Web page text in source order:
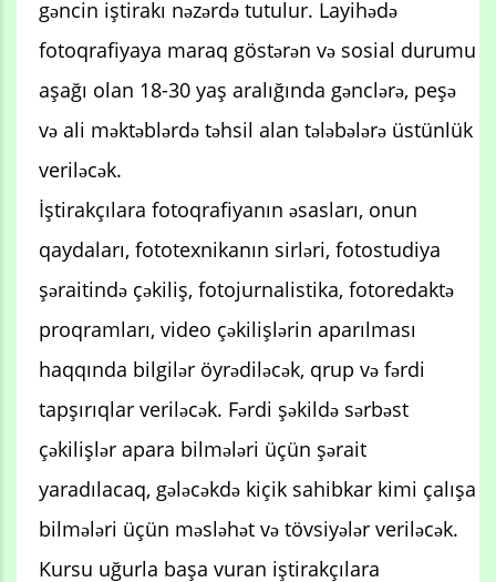
gəncin iştirakı nəzərdə tutulur. Layihədə
fotoqrafiyaya maraq göstərən və sosial durumu
aşağı olan 18-30 yaş aralığında gənclərə, peşə
və ali məktəblərdə təhsil alan tələbələrə üstünlük
veriləcək.
İştirakçılara fotoqrafiyanın əsasları, onun
qaydaları, fototexnikanın sirləri, fotostudiya
şəraitində çəkiliş, fotojurnalistika, fotoredaktə
proqramları, video çəkilişlərin aparılması
haqqında bilgilər öyrədiləcək, qrup və fərdi
tapşırıqlar veriləcək. Fərdi şəkildə sərbəst
çəkilişlər apara bilmələri üçün şərait
yaradılacaq, gələcəkdə kiçik sahibkar kimi çalışa
bilmələri üçün məsləhət və tövsiyələr veriləcək.
Kursu uğurla başa vuran iştirakçılara